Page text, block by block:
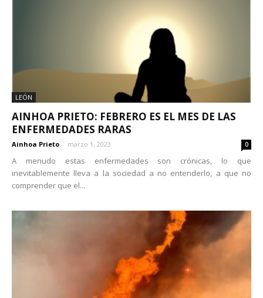
LEÓN
AINHOA PRIETO: FEBRERO ES EL MES DE LAS
ENFERMEDADES RARAS
Ainhoa Prieto - marzo 1, 2023 0
A menudo estas enfermedades son crónicas, lo que
inevitablemente lleva a la sociedad a no entenderlo, a que no
comprender que el...